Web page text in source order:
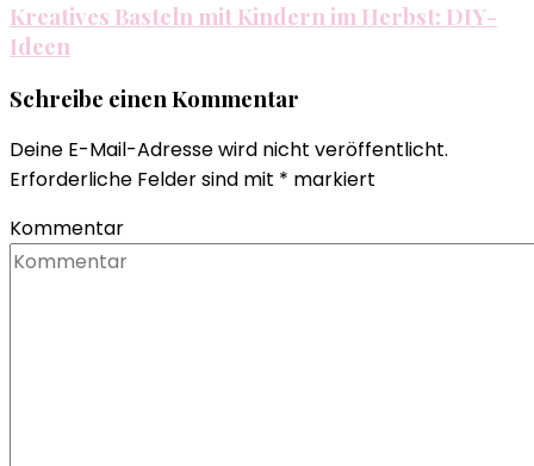
Kreatives Basteln mit Kindern im Herbst: DIY-
Ideen
Schreibe einen Kommentar
Deine E-Mail-Adresse wird nicht veröffentlicht.
Erforderliche Felder sind mit * markiert
Kommentar